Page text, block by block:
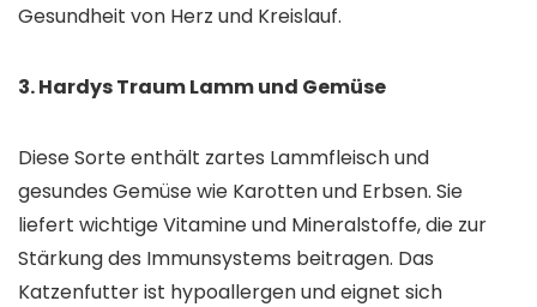
Gesundheit von Herz und Kreislauf.
3. Hardys Traum Lamm und Gemüse
Diese Sorte enthält zartes Lammfleisch und
gesundes Gemüse wie Karotten und Erbsen. Sie
liefert wichtige Vitamine und Mineralstoffe, die zur
Stärkung des Immunsystems beitragen. Das
Katzenfutter ist hypoallergen und eignet sich